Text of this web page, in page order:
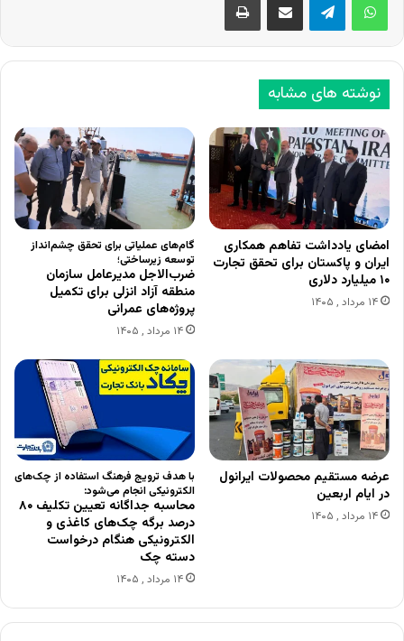
نوشته های مشابه
امضای یادداشت تفاهم همکاری
ایران و پاکستان برای تحقق تجارت
۱۰ میلیارد دلاری
۱۴ مرداد , ۱۴۰۵
گام‌های عملیاتی برای تحقق چشم‌انداز
توسعه زیرساختی؛
ضرب‌الاجل مدیرعامل سازمان
منطقه آزاد انزلی برای تکمیل
پروژه‌های عمرانی
۱۴ مرداد , ۱۴۰۵
عرضه مستقیم محصولات ایرانول
در ایام اربعین
۱۴ مرداد , ۱۴۰۵
با هدف ترویج فرهنگ استفاده از چک‌های
الکترونیکی انجام می‌شود:
محاسبه جداگانه تعیین تکلیف ۸۰
درصد برگه چک‌های کاغذی و
الکترونیکی هنگام درخواست
دسته چک
۱۴ مرداد , ۱۴۰۵